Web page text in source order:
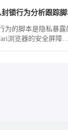
锁行为分析跟踪
为的脚本是隐私暴露
浏览器的安全屏障